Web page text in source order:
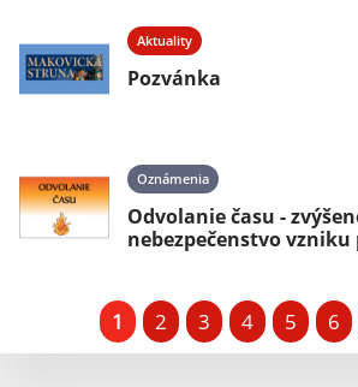
Aktuality
Pozvánka
Oznámenia
Odvolanie času -
nebezpečenstvo vzniku
1 2 3 4 5 6